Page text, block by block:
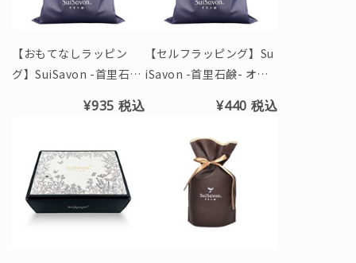
【おもてなしラッピン
グ】SuiSavon -首里石
¥935税込
【セルフラッピング】Su
iSavon -首里石鹸- オリ
¥440税込